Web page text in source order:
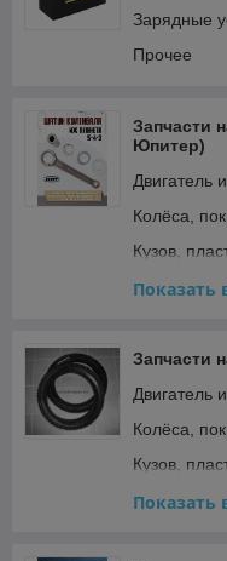
Топливная
Тормозная
Зарядные
Прочее
Запчасти
Юпитер)
Колёса,
Кузов,
Освещение
Прочее
Топливная
Тормозная
Показать
Запчасти
Двигатель
Колёса,
Кузов,
Освещение
Показать